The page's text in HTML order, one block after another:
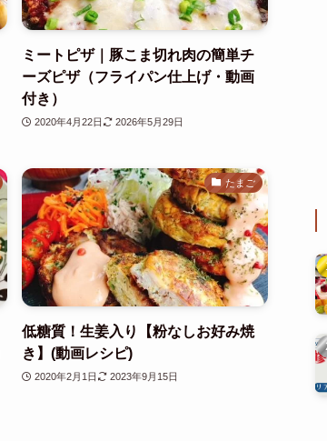
ミートピザ｜豚こま切れ肉の簡単チ
ーズピザ（フライパン仕上げ・動画
付き）
2020年4月22日 2026年5月29日
たまご
低糖質！生姜入り【粉なしお好み焼
き】(動画レシピ)
2020年2月1日 2023年9月15日